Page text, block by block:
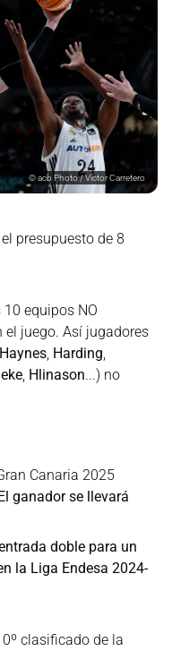
©acb Photo / Víctor Carretero
presupuesto de 8
equipos NO
el juego. Así jugadores
, Harding,
, Hlinason...) no
Canaria 2025
ganador se llevará
doble para un
la Liga Endesa 2024-
clasificado de la